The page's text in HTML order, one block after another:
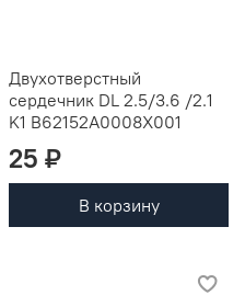
Двухотверстный
сердечник DL 2.5/3.6 /2.1
K1 B62152A0008X001
25 ₽
В корзину